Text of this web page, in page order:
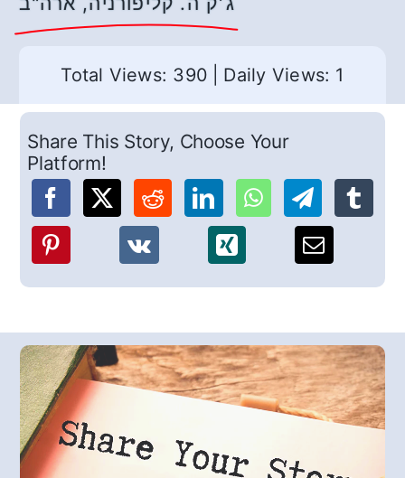
Total Views: 390 Daily Views: 1
Share This Story, Choose Your
Platform!